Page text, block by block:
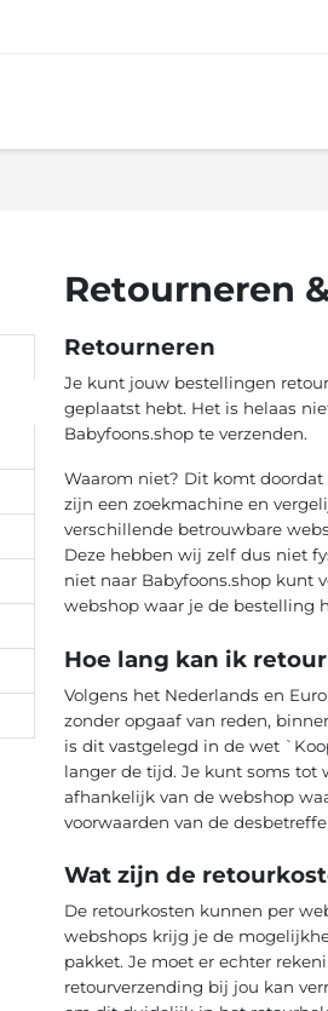
Retourneren
Retourneren
Je kunt jouw bestellingen
geplaatst hebt. Het is helaas
Babyfoons.shop te verzenden.
Waarom niet? Dit komt
zijn een zoekmachine en
verschillende betrouwbare
Deze hebben wij zelf dus niet
niet naar Babyfoons.shop kunt
webshop waar je de bestelling
Hoe lang kan ik
Volgens het Nederlands en
zonder opgaaf van reden,
is dit vastgelegd in de wet
langer de tijd. Je kunt soms tot
afhankelijk van de webshop
voorwaarden van de
Wat zijn de
De retourkosten kunnen per
webshops krijg je de
pakket. Je moet er echter
retourverzending bij jou kan